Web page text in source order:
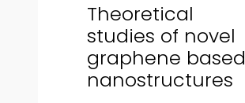
Theoretical
studies of novel
graphene based
nanostructures